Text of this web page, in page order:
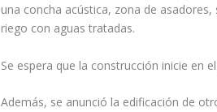
una concha acústica, zona de
riego con aguas tratadas.
Se espera que la construcción inicie en
Además, se anunció la edificación de